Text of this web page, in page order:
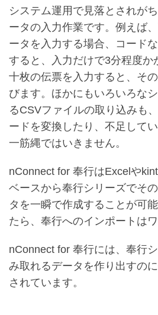
システム運用で見落とされが
ータの入力作業です。例えば
ータを入力する場合、コード
すると、入力だけで3分程度か
十枚の伝票を入力すると、そ
びます。ほかにもいろいろな
るCSVファイルの取り込みも
ードを変換したり、不足して
一筋縄ではいきません。
nConnect for 奉行はExcelや
ベースから奉行シリーズでそ
タを一瞬で作成することが可
たら、奉行へのインポートは
nConnect for 奉行には、奉行
み取れるデータを作り出すの
されています。